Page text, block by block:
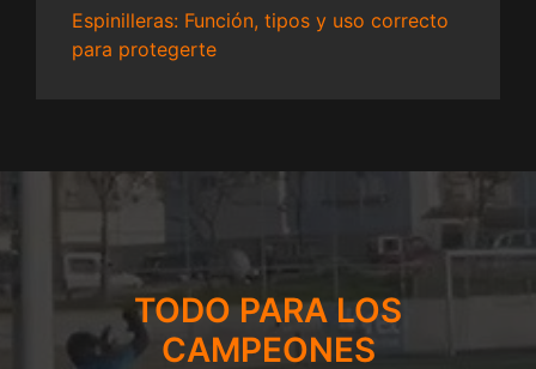
Espinilleras: Función, tipos y uso correcto
para protegerte
TODO PARA LOS
CAMPEONES